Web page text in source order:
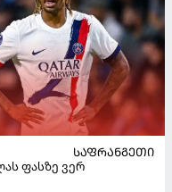
ᲡᲐᲤᲠᲐᲜᲒᲔᲗᲘ
ფასზე ვერ